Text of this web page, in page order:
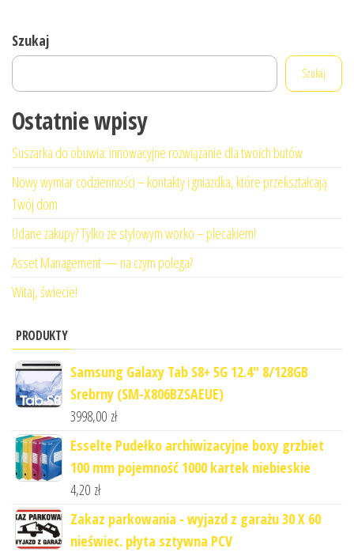
Szukaj
Szukaj
Ostatnie wpisy
Suszarka do obuwia: innowacyjne rozwiązanie dla twoich butów
Nowy wymiar codzienności – kontakty i gniazdka, które przekształcają
Twój dom
Udane zakupy? Tylko ze stylowym worko – plecakiem!
Asset Management — na czym polega?
Witaj, świecie!
PRODUKTY
Samsung Galaxy Tab S8+ 5G 12.4" 8/128GB
Srebrny (SM-X806BZSAEUE)
3998,00 zł
Esselte Pudełko archiwizacyjne boxy grzbiet
100 mm pojemność 1000 kartek niebieskie
4,20 zł
Zakaz parkowania - wyjazd z garażu 30 X 60
nieświec. płyta sztywna PCV